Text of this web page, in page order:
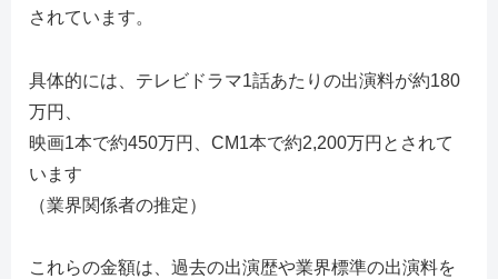
されています。
具体的には、テレビドラマ1話あたりの出演料が約180
万円、
映画1本で約450万円、CM1本で約2,200万円とされて
います
（業界関係者の推定）
これらの金額は、過去の出演歴や業界標準の出演料を